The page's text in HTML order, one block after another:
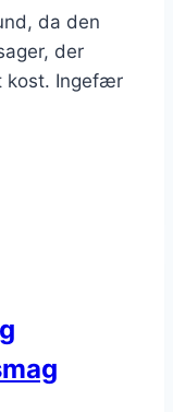
da den
der
kost. Ingefær